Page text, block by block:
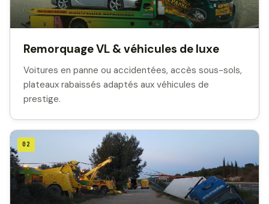
Remorquage VL & véhicules de luxe
Voitures en panne ou accidentées, accès sous-sols,
plateaux rabaissés adaptés aux véhicules de
prestige.
02